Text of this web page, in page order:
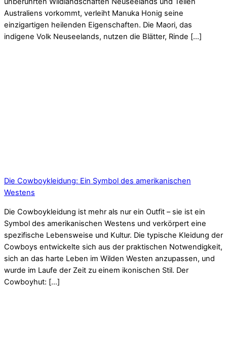
Australiens vorkommt, verleiht Manuka Honig seine
einzigartigen heilenden Eigenschaften. Die Maori, das
indigene Volk Neuseelands, nutzen die Blätter, Rinde […]
Die Cowboykleidung: Ein Symbol des amerikanischen
Westens
Die Cowboykleidung ist mehr als nur ein Outfit – sie ist ein
Symbol des amerikanischen Westens und verkörpert eine
spezifische Lebensweise und Kultur. Die typische Kleidung der
Cowboys entwickelte sich aus der praktischen Notwendigkeit,
sich an das harte Leben im Wilden Westen anzupassen, und
wurde im Laufe der Zeit zu einem ikonischen Stil. Der
Cowboyhut: […]